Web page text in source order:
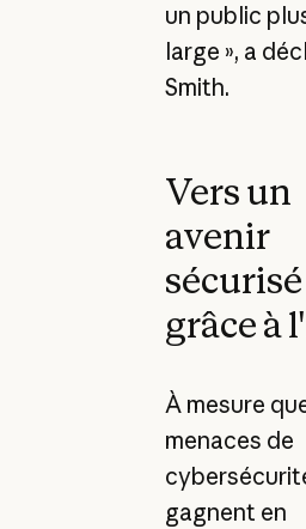
un public
large », a
Smith.
Vers un
avenir
sécurisé
grâce à
À mesure
menaces de
gagnent en